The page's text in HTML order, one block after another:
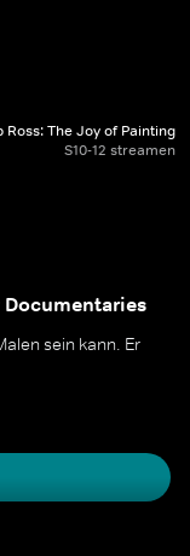
Ross: The Joy of Painting
S10-12 streamen
Documentaries
sein kann. Er